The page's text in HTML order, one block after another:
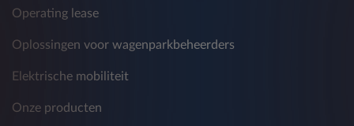
Operating lease
Oplossingen voor wagenparkbeheerders
Elektrische mobiliteit
Onze producten